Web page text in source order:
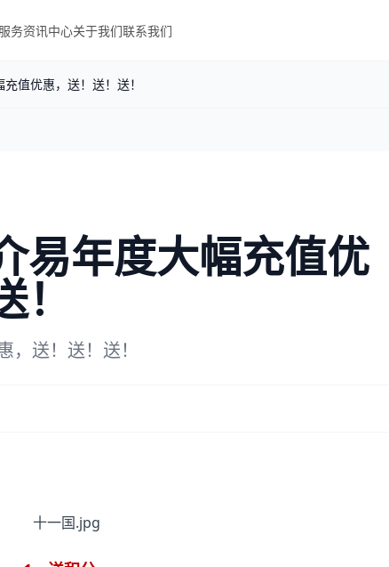
务资讯中心关于我们联系我们
值优惠，送！送！送！
易年度大幅充值优
送！送！送！